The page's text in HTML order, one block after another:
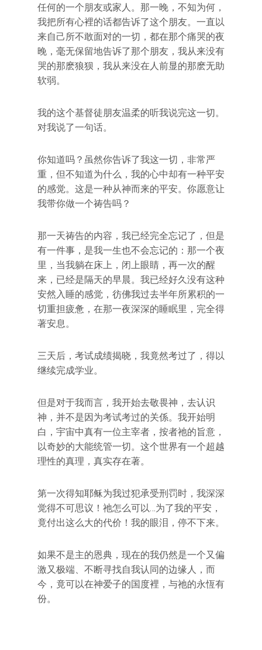
任何的一个朋友或家人。那一晚，不知为何，
我把所有心裡的话都告诉了这个朋友。一直以
来自己所不敢面对的一切，都在那个痛哭的夜
晚，毫无保留地告诉了那个朋友，我从来没有
哭的那麽狼狈，我从来没在人前显的那麽无助
软弱。
我的这个基督徒朋友温柔的听我说完这一切。
对我说了一句话。
你知道吗？虽然你告诉了我这一切，非常严
重，但不知道为什么，我的心中却有一种平安
的感觉。这是一种从神而来的平安。你愿意让
我带你做一个祷告吗？
那一天祷告的内容，我已经完全忘记了，但是
有一件事，是我一生也不会忘记的：那一个夜
里，当我躺在床上，闭上眼睛，再一次的醒
来，已经是隔天的早晨。我已经好久没有这种
安然入睡的感觉，彷佛我过去半年所累积的一
切重担疲惫，在那一夜深深的睡眠里，完全得
著安息。
三天后，考试成绩揭晓，我竟然考过了，得以
继续完成学业。
但是对于我而言，我开始去敬畏神，去认识
神，并不是因为考试考过的关係。我开始明
白，宇宙中真有一位主宰者，按者祂的旨意，
以奇妙的大能统管一切。这个世界有一个超越
理性的真理，真实存在著。
第一次得知耶稣为我过犯承受刑罚时，我深深
觉得不可思议！祂怎么可以…为了我的平安，
竟付出这么大的代价！我的眼泪，停不下来。
如果不是主的恩典，现在的我仍然是一个又偏
激又极端、不断寻找自我认同的边缘人，而
今，竟可以在神爱子的国度裡，与祂的永恆有
份。